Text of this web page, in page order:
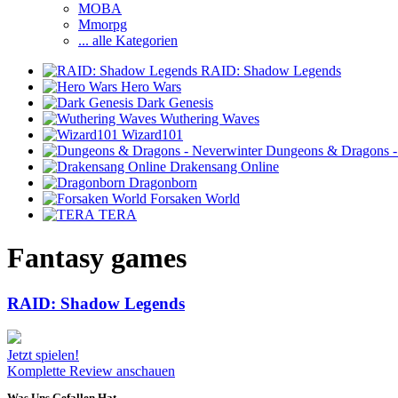
MOBA
Mmorpg
... alle Kategorien
RAID: Shadow Legends
Hero Wars
Dark Genesis
Wuthering Waves
Wizard101
Dungeons & Dragons
Drakensang Online
Dragonborn
Forsaken World
TERA
Fantasy games
RAID: Shadow Legends
Jetzt spielen!
Komplette Review anschauen